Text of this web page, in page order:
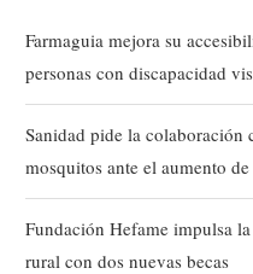
Farmaguia mejora su
personas con discapacidad
Sanidad pide la colaboración
mosquitos ante el aumento
Fundación Hefame impulsa
rural con dos nuevas becas